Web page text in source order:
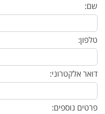
שם:
טלפון:
דואר אלקטרוני:
פרטים נוספים: